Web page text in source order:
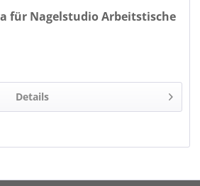
für Nagelstudio Arbeitstische
Details